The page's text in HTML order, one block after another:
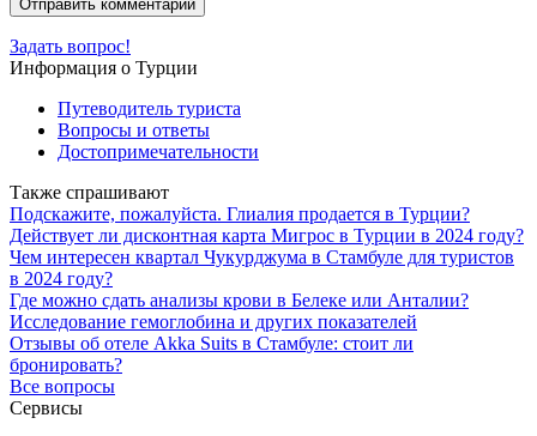
Задать вопрос!
Информация о Турции
Путеводитель туриста
Вопросы и ответы
Достопримечательности
Также спрашивают
Подскажите, пожалуйста. Глиалия продается в Турции?
Действует ли дисконтная карта Мигрос в Турции в 2024 году?
Чем интересен квартал Чукурджума в Стамбуле для туристов
в 2024 году?
Где можно сдать анализы крови в Белеке или Анталии?
Исследование гемоглобина и других показателей
Отзывы об отеле Akka Suits в Стамбуле: стоит ли
бронировать?
Все вопросы
Сервисы